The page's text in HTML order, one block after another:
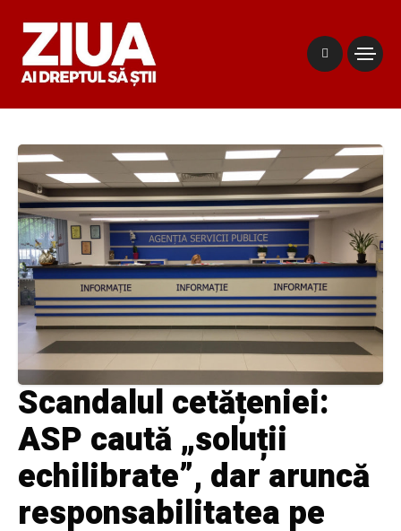
Scandalul cetățeniei:
ASP caută „soluții
echilibrate”, dar aruncă
responsabilitatea pe